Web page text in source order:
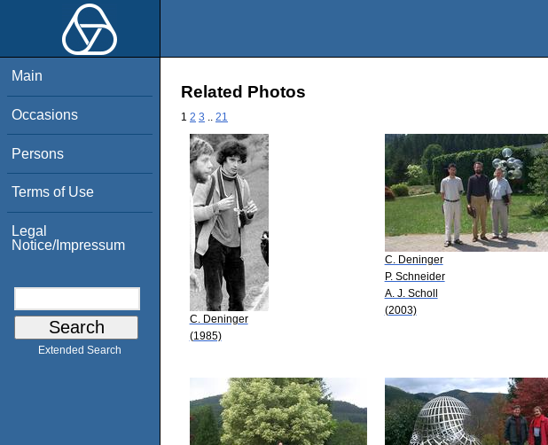
Main
Occasions
Persons
Terms of Use
Legal
Notice/Impressum
Extended Search
Related Photos
1 2 3 21
C. Deninger
(1985)
C. Deninger
P. Schneider
A. J. Scholl
(2003)